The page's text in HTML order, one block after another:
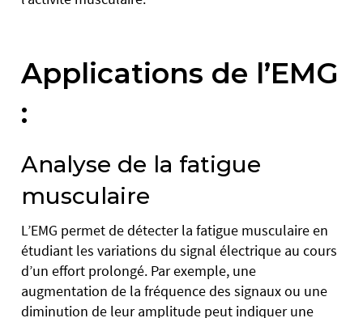
Applications de l’EMG
:
Analyse de la fatigue
musculaire
L’EMG permet de détecter la fatigue musculaire en
étudiant les variations du signal électrique au cours
d’un effort prolongé. Par exemple, une
augmentation de la fréquence des signaux ou une
diminution de leur amplitude peut indiquer une